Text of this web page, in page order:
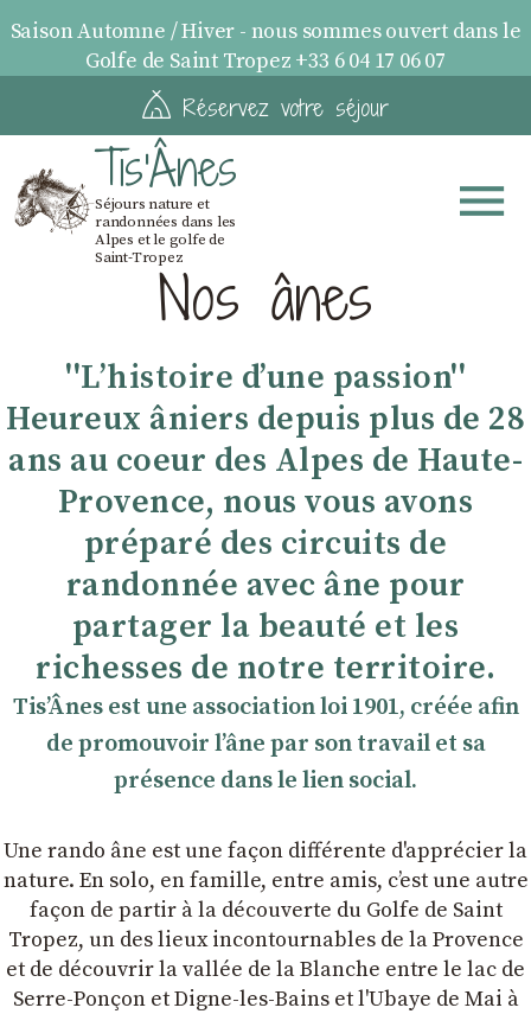
Saison Automne / Hiver - nous sommes ouvert dans le
Golfe de Saint Tropez +33 6 04 17 06 07
Réservez votre séjour
Tis'Ânes
Séjours nature et
randonnées dans les
Alpes et le golfe de
Saint-TropezNos ânes
''Lʼhistoire dʼune passion''
Heureux âniers depuis plus de 28
ans au coeur des Alpes de Haute-
Provence, nous vous avons
préparé des circuits de
randonnée avec âne pour
partager la beauté et les
richesses de notre territoire.
TisʼÂnes est une association loi 1901, créée afin
de promouvoir lʼâne par son travail et sa
présence dans le lien social.
Une rando âne est une façon différente d'apprécier la
nature. En solo, en famille, entre amis, cʼest une autre
façon de partir à la découverte du Golfe de Saint
Tropez, un des lieux incontournables de la Provence
et de découvrir la vallée de la Blanche entre le lac de
Serre-Ponçon et Digne-les-Bains et l'Ubaye de Mai à